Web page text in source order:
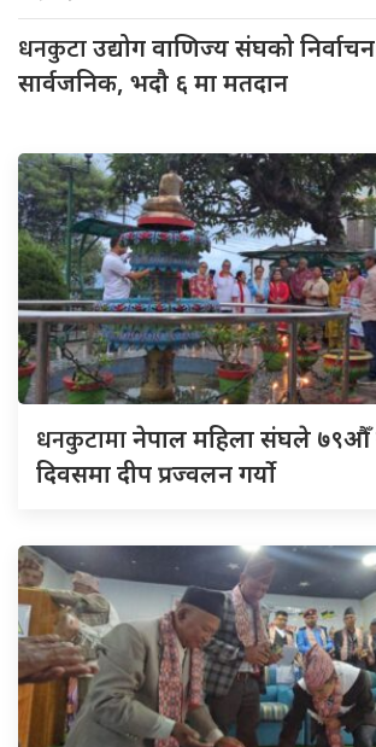
धनकुटाउद्योग वाणिज्य संघको
सार्वजनिक, भदौ ६ मा मतदान
धनकुटामानेपाल महिला संघले ७९औँ
दिवसमा दीप प्रज्वलन गर्याे